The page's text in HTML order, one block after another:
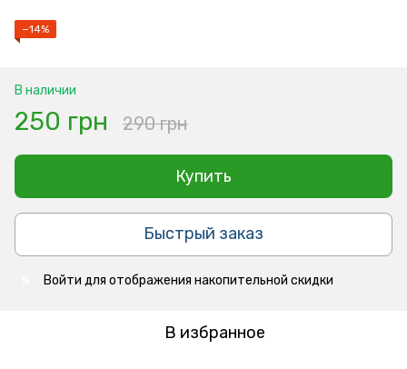
−14%
В наличии
250 грн 290 грн
Купить
Быстрый заказ
Войти для отображения накопительной скидки
В избранное